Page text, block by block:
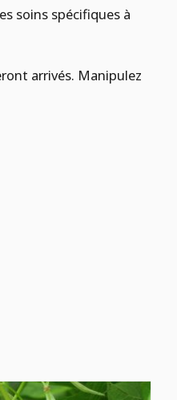
soins spécifiques à
arrivés. Manipulez